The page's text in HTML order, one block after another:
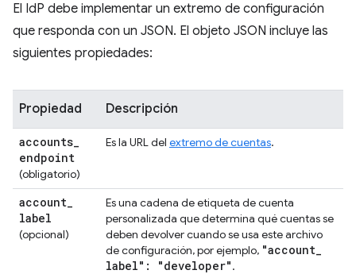
El IdP debe implementar un extremo de configuración
que responda con un JSON. El objeto JSON incluye las
siguientes propiedades:
Propiedad Descripción
accounts_
endpoint
(obligatorio)
Es la URL del extremo de cuentas.
account_
label
(opcional)
Es una cadena de etiqueta de cuenta
personalizada que determina qué cuentas se
deben devolver cuando se usa este archivo
de configuración, por ejemplo, "account_
label": "developer".